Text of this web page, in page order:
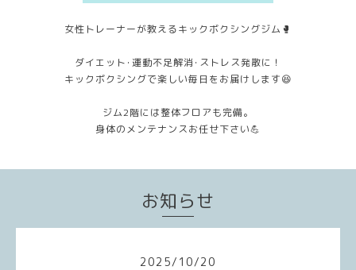
女性トレーナーが教えるキックボクシングジム🥊
ダイエット･運動不足解消･ストレス発散に！
キックボクシングで楽しい毎日をお届けします😆
ジム2階には整体フロアも完備。
身体のメンテナンスお任せ下さい💪
お知らせ
2025/ 10/20